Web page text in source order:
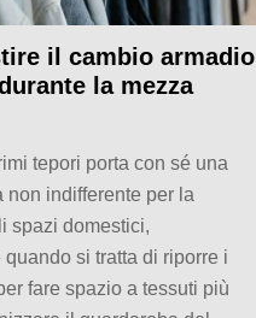
il cambio armadio
la mezza
tepori porta con sé una
non indifferente per la
spazi domestici,
si tratta di riporre i
fare spazio a tessuti più